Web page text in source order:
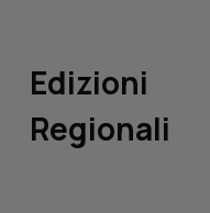
Edizioni
Regionali